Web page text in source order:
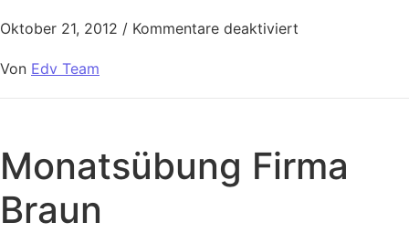
Oktober 21, 2012 / Kommentare deaktiviert
Von Edv Team
Monatsübung Firma
Braun